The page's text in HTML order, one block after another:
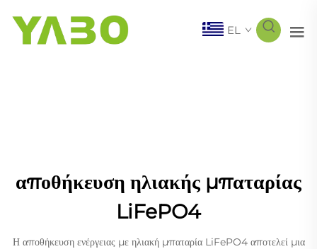
EL
αποθήκευση ηλιακής μπαταρίας
LiFePO4
Η αποθήκευση ενέργειας με ηλιακή μπαταρία LiFePO4 αποτελεί μια